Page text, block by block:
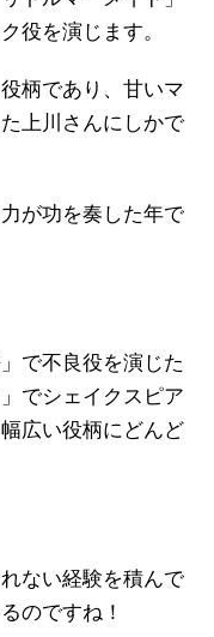
役を演じます。
柄であり、甘いマ
上川さんにしかで
が功を奏した年で
で不良役を演じた
でシェイクスピア
広い役柄にどんど
ない経験を積んで
のですね！